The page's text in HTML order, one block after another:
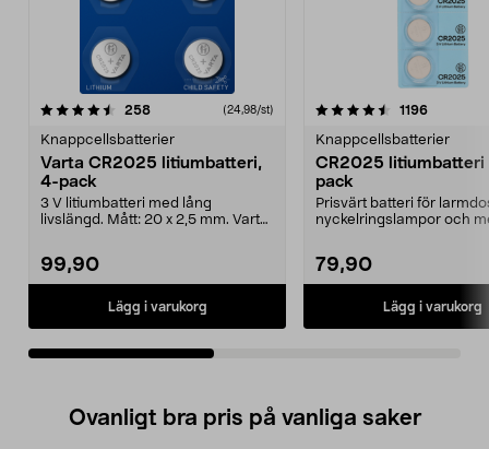
258recensioner (24,98/st)
Knappcellsbatterier
Varta CR2025 litiumbatteri,
4-pack
3 V litiumbatteri med lång
livslängd. Mått: 20 x 2,5 mm. Varta
99,90
Lägg i varukorg
4.5av 5 stjärnor 1196
Knappcellsbatterier
CR2025 litiumbatteri
pack
Prisvärt batteri för
nyckelringslampor och
79,90
Lägg i varukorg
4.5av 5 stjärnor
Ovanligt bra pris på vanliga saker